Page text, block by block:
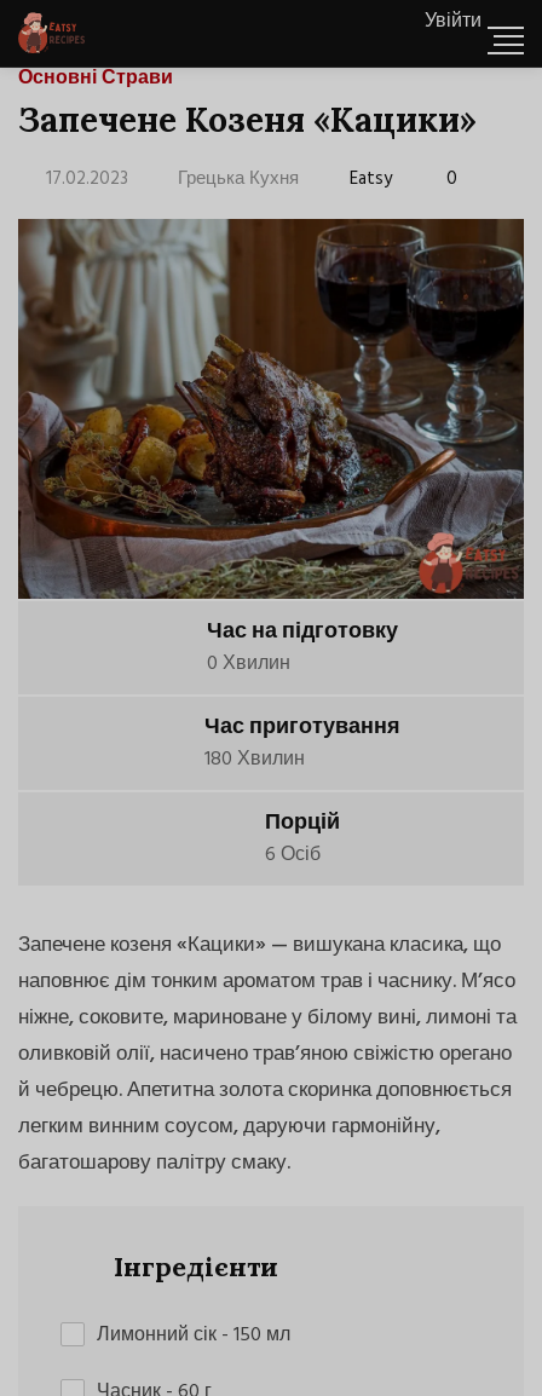
Увійти
Основні Страви
Запечене Козеня «Кацики»
17.02.2023 Грецька Кухня Eatsy 0
Час на підготовку
0 Хвилин
Час приготування
180 Хвилин
Порцій
6 Осіб
Запечене козеня «Кацики» — вишукана класика, що
наповнює дім тонким ароматом трав і часнику. М’ясо
ніжне, соковите, мариноване у білому вині, лимоні та
оливковій олії, насичено трав’яною свіжістю орегано
й чебрецю. Апетитна золота скоринка доповнюється
легким винним соусом, даруючи гармонійну,
багатошарову палітру смаку.
Інгредієнти
Лимонний сік- 150 мл